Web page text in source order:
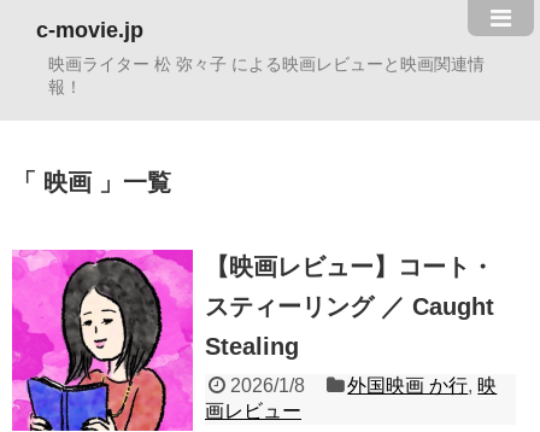
c-movie.jp
映画ライター 松 弥々子 による映画レビューと映画関連情
報！
映画 一覧
【映画レビュー】コート・
スティーリング ／ Caught
Stealing
2026/1/8 外国映画 か行, 映
画レビュー